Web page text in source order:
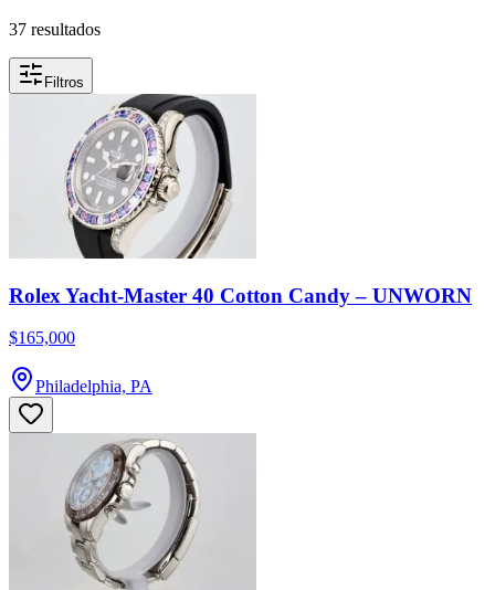
37 resultados
Filtros
Rolex Yacht-Master 40 Cotton Candy – UNWORN
$165,000
Philadelphia, PA